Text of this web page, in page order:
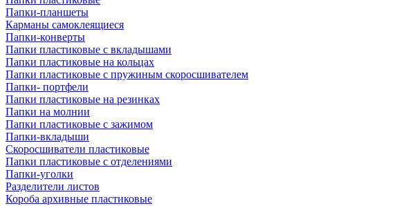
Папки-планшеты
Карманы самоклеящиеся
Папки-конверты
Папки пластиковые с вкладышами
Папки пластиковые на кольцах
Папки пластиковые с пружиным скоросшивателем
Папки- портфели
Папки пластиковые на резинках
Папки на молнии
Папки пластиковые с зажимом
Папки-вкладыши
Скоросшиватели пластиковые
Папки пластиковые с отделениями
Папки-уголки
Разделители листов
Короба архивные пластиковые